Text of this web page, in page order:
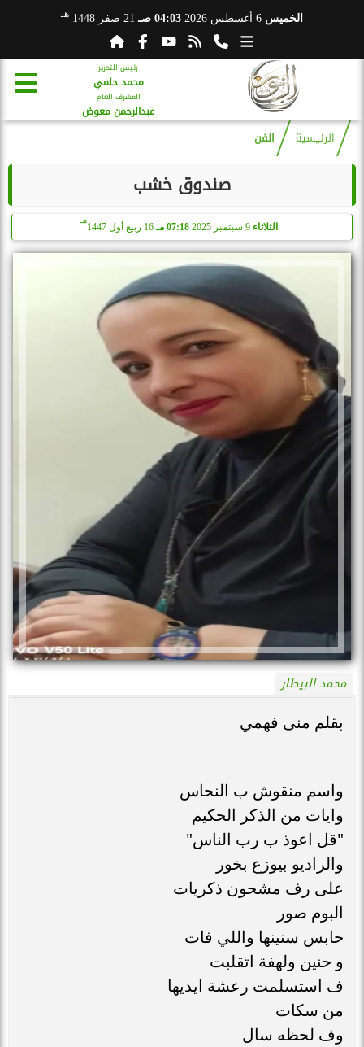
الخميس 04:03 صـ 21 صفر 1448 هـ
رئيس التحرير
محمد حلمي
المشرف العام
عبدالرحمن معوض
الرئيسية الفن
صندوق خشب
الثلاثاء 9 سبتمبر 2025 07:18 مـ 16 ربيع أول 1447
هـ
محمد البيطار
بقلم منى فهمي
واسم منقوش ب النحاس
وايات من الذكر الحكيم
"قل اعوذ ب رب الناس"
والراديو بيوزع بخور
على رف مشحون ذكريات
البوم صور
حابس سنينها واللي فات
و حنين ولهفة اتقلبت
ف استسلمت رعشة ايديها
من سكات
وف لحظه سال